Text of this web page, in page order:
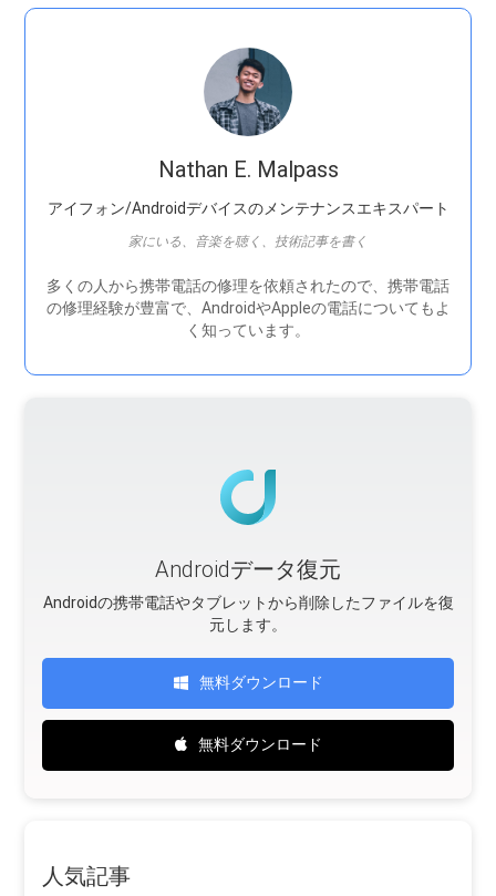
Nathan E. Malpass
アイフォン/Androidデバイスのメンテナンスエキスパート
家にいる、音楽を聴く、技術記事を書く
多くの人から携帯電話の修理を依頼されたので、携帯電話
の修理経験が豊富で、AndroidやAppleの電話についてもよ
く知っています。
Androidデータ復元
Androidの携帯電話やタブレットから削除したファイルを復
元します。
無料ダウンロード
無料ダウンロード
人気記事